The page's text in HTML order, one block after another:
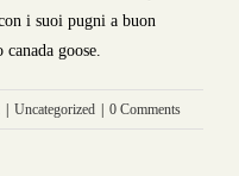
i suoi pugni a buon
goose.
Uncategorized 0 Comments